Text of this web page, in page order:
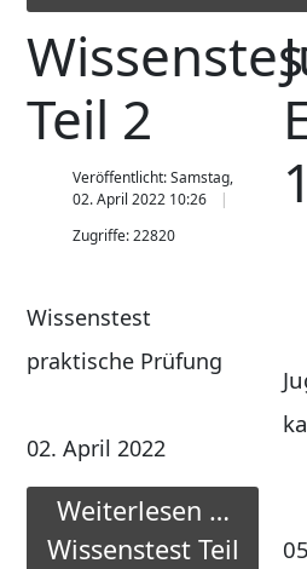
Teil 2
Veröffentlicht: Samstag,
02. April 2022 10:26
Zugriffe: 22820
Wissenstest
praktische Prüfung
02. April 2022
Weiterlesen …
Wissenstest Teil